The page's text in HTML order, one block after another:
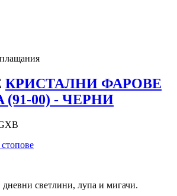
КРИСТАЛНИ ФАРОВЕ
(91-00) - ЧЕРНИ
светлини, лупа и мигачи.